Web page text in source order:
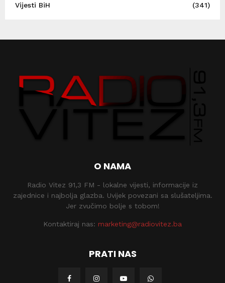
Vijesti BiH
(341)
O NAMA
Radio Vitez 91,3 FM - lokalne vijesti, informacije iz
zajednice i najbolja glazba. Uvijek povezani sa slušateljima.
Jer zvučimo bolje s tobom!
Kontaktiraj nas: marketing@radiovitez.ba
PRATI NAS